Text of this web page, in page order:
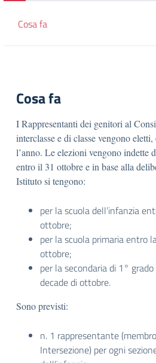
Cosa fa
Cosa fa
I Rappresentanti dei genitori al
interclasse e di classe vengono
l’anno. Le elezioni vengono indette
entro il 31 ottobre e in base alla
Istituto si tengono:
per la scuola dell’infanzia
ottobre;
per la scuola primaria entro
ottobre;
per la secondaria di 1°
decade di ottobre.
Sono previsti:
n. 1 rappresentante
Intersezione) per ogni